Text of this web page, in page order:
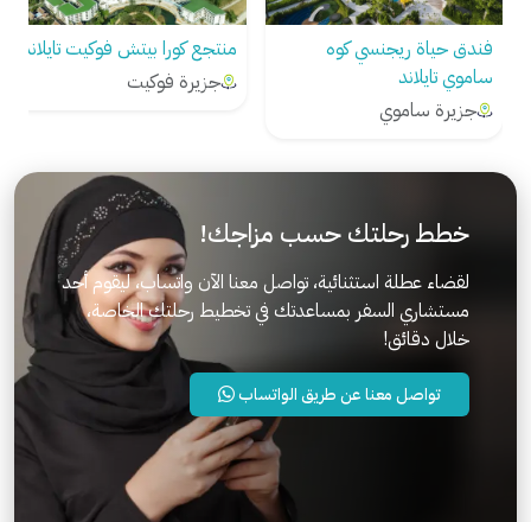
فندق حياة ريجنسي كوه
ساموي تايلاند
جزيرة ساموي
منتجع كورا بيتش فوكيت تايلاند
جزيرة فوكيت
خطط رحلتك حسب مزاجك!
لقضاء عطلة استثنائية، تواصل معنا الآن واتساب، ليقوم أحد
مستشاري السفر بمساعدتك في تخطيط رحلتك الخاصة،
خلال دقائق!
تواصل معنا عن طريق الواتساب